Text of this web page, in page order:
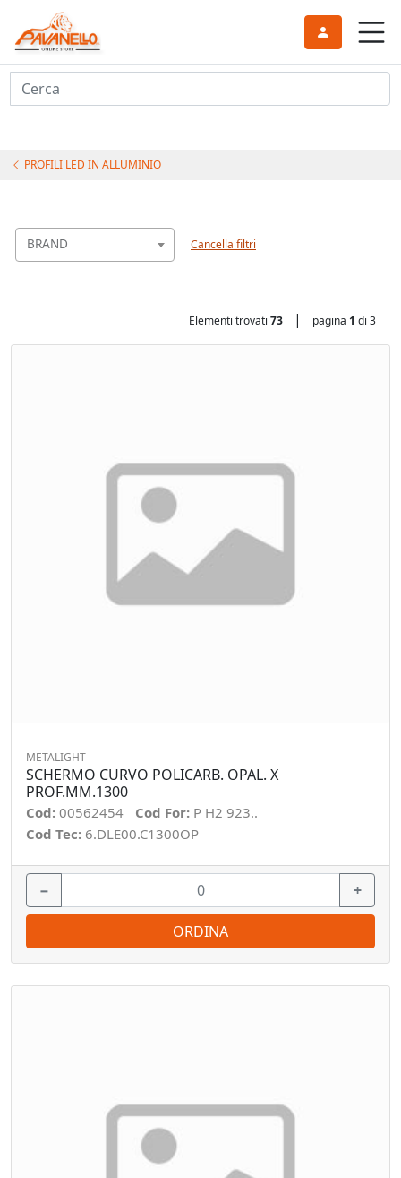
Cerca
PROFILI LED IN ALLUMINIO
BRAND Cancella filtri
Elementi trovati 73 | pagina 1 di 3
METALIGHT
SCHERMO CURVO POLICARB. OPAL. X
PROF.MM.1300
Cod: 00562454 Cod For: P H2 923..
Cod Tec: 6.DLE00.C1300OP
− +
ORDINA